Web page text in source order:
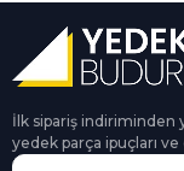
İlk sipariş indiriminden
yedek parça ipuçları ve